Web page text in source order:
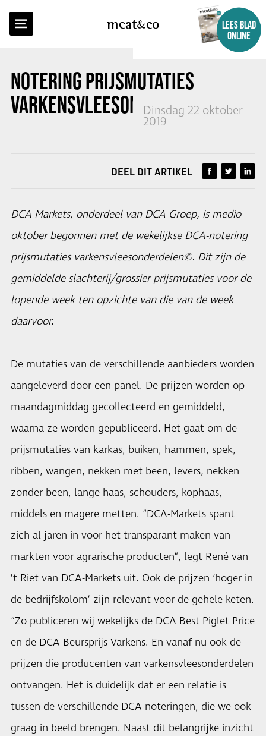
meatco
LEES BLAD
ONLINE
NOTERING PRIJSMUTATIES
VARKENSVLEESONDERDELEN
Dinsdag 22 oktober
2019
TERUG NAAR OVERZICHT
DEEL DIT ARTIKEL
DCA-Markets, onderdeel van DCA Groep, is medio
oktober begonnen met de wekelijkse DCA-notering
prijsmutaties varkensvleesonderdelen©. Dit zijn de
gemiddelde slachterij/grossier-prijsmutaties voor de
lopende week ten opzichte van die van de week
daarvoor.
De mutaties van de verschillende aanbieders worden
aangeleverd door een panel. De prijzen worden op
maandagmiddag gecollecteerd en gemiddeld,
waarna ze worden gepubliceerd. Het gaat om de
prijsmutaties van karkas, buiken, hammen, spek,
ribben, wangen, nekken met been, levers, nekken
zonder been, lange haas, schouders, kophaas,
middels en magere metten. “DCA-Markets spant
zich al jaren in voor het transparant maken van
markten voor agrarische producten”, legt René van
’t Riet van DCA-Markets uit. Ook de prijzen ‘hoger in
de bedrijfskolom’ zijn relevant voor de gehele keten.
“Zo publiceren wij wekelijks de DCA Best Piglet Price
en de DCA Beursprijs Varkens. En vanaf nu ook de
prijzen die producenten van varkensvleesonderdelen
ontvangen. Het is duidelijk dat er een relatie is
tussen de verschillende DCA-noteringen, die we ook
graag in beeld brengen. Naast dit belangrijke inzicht